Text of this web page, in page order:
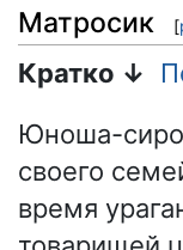
Матросик [
Кратко ↓
Юноша-
своего
время